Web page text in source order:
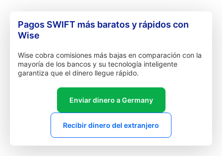
Pagos SWIFT más baratos y rápidos con
Wise
Wise cobra comisiones más bajas en comparación con la
mayoría de los bancos y su tecnología inteligente
garantiza que el dinero llegue rápido.
Enviar dinero a Germany
Recibir dinero del extranjero